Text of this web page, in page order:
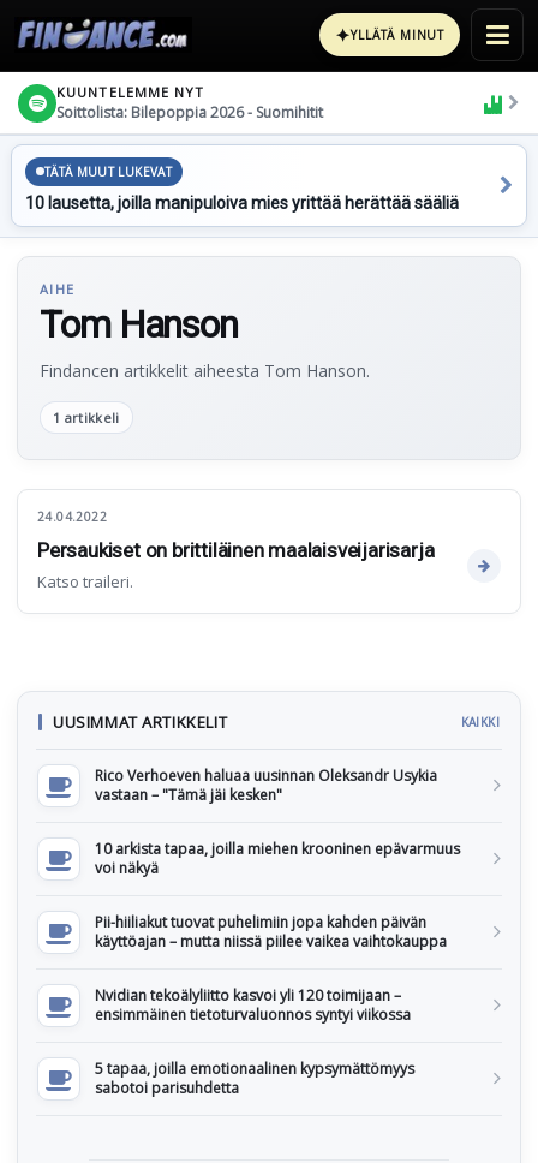
✦YLLÄTÄ MINUT
KUUNTELEMME NYT
Soittolista: Bilepoppia 2026 - Suomihitit
TÄTÄ MUUT LUKEVAT
10 lausetta, joilla manipuloiva mies yrittää herättää sääliä
AIHE
Tom Hanson
Findancen artikkelit aiheesta Tom Hanson.
1 artikkeli
24.04.2022
Persaukiset on brittiläinen maalaisveijarisarja
Katso traileri.
UUSIMMAT ARTIKKELIT KAIKKI
Rico Verhoeven haluaa uusinnan Oleksandr Usykia
vastaan – "Tämä jäi kesken"
10 arkista tapaa, joilla miehen krooninen epävarmuus
voi näkyä
Pii-hiiliakut tuovat puhelimiin jopa kahden päivän
käyttöajan – mutta niissä piilee vaikea vaihtokauppa
Nvidian tekoälyliitto kasvoi yli 120 toimijaan –
ensimmäinen tietoturvaluonnos syntyi viikossa
5 tapaa, joilla emotionaalinen kypsymättömyys
sabotoi parisuhdetta